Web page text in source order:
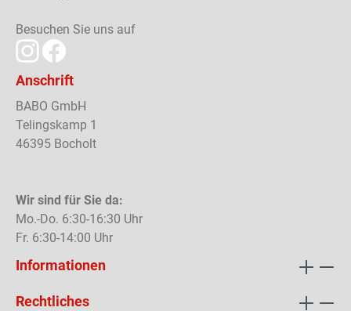
Besuchen Sie uns auf
Anschrift
BABO GmbH
Telingskamp 1
46395 Bocholt
Wir sind für Sie da:
Mo.-Do. 6:30-16:30 Uhr
Fr. 6:30-14:00 Uhr
Informationen
Rechtliches